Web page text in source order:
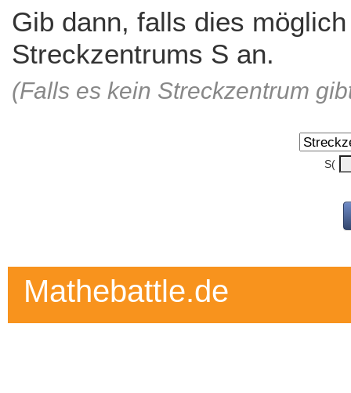
Gib dann, falls dies
Streckzentrums S an.
(Falls es kein Streckzentrum
S(
Mathebattle.de